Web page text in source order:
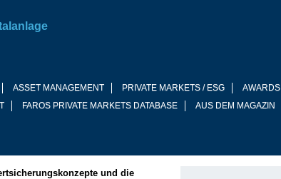
ASSET MANAGEMENT PRIVATE MARKETS / ESG AWARDS
FAROS PRIVATE MARKETS DATABASE AUS DEM MAGAZIN
und die